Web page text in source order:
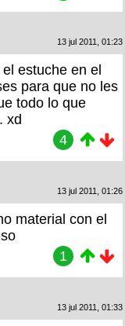
13 jul 2011, 01:23
estuche en el
para que no les
todo lo que
xd
4
13 jul 2011, 01:26
material con el
1
13 jul 2011, 01:33